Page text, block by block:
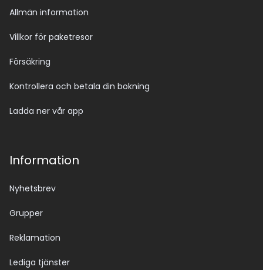
Allmän information
Villkor för paketresor
Försäkring
Kontrollera och betala din bokning
Ladda ner vår app
Information
Nyhetsbrev
Grupper
Reklamation
Lediga tjänster